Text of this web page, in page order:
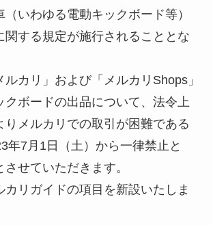
（いわゆる電動キックボード等）
関する規定が施行されることとな
カリ」および「メルカリShops」
クボードの出品について、法令上
りメルカリでの取引が困難である
年7月1日（土）から一律禁止と
させていただきます。
カリガイドの項目を新設いたしま